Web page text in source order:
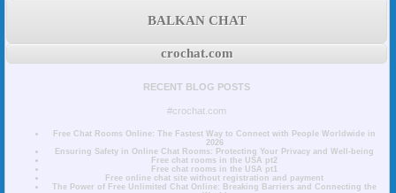
BALKAN CHAT
crochat.com
RECENT BLOG POSTS
#crochat.com
Free Chat Rooms Online: The Fastest Way to Connect with People Worldwide in
2026
Ensuring Safety in Online Chat Rooms: Protecting Your Privacy and Well-being
Free chat rooms in the USA pt2
Free chat rooms in the USA pt1
Free online chat site without registration and payment
The Power of Free Unlimited Chat Online: Breaking Barriers and Connecting the